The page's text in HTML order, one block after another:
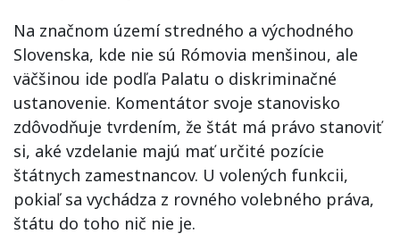
Na značnom území stredného a východného
Slovenska, kde nie sú Rómovia menšinou, ale
väčšinou ide podľa Palatu o diskriminačné
ustanovenie. Komentátor svoje stanovisko
zdôvodňuje tvrdením, že štát má právo stanoviť
si, aké vzdelanie majú mať určité pozície
štátnych zamestnancov. U volených funkcii,
pokiaľ sa vychádza z rovného volebného práva,
štátu do toho nič nie je.